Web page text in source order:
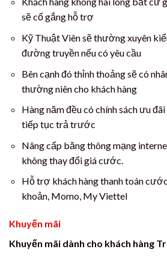
sẽ cố gắng hỗ trợ
Kỹ Thuật Viên sẽ thường xuyên
đường truyền nếu có yêu cầu
Bên cạnh đó thỉnh thoảng sẽ có
thường niên cho khách hàng
Hàng năm đều có chính sách ưu
tiếp tục trả trước
Nâng cấp băng thông mạng
không thay đổi giá cước.
Hỗ trợ khách hàng thanh toán
khoản, Momo, My Viettel
Khuyến mãi
Khuyến mãi dành cho khách hàng